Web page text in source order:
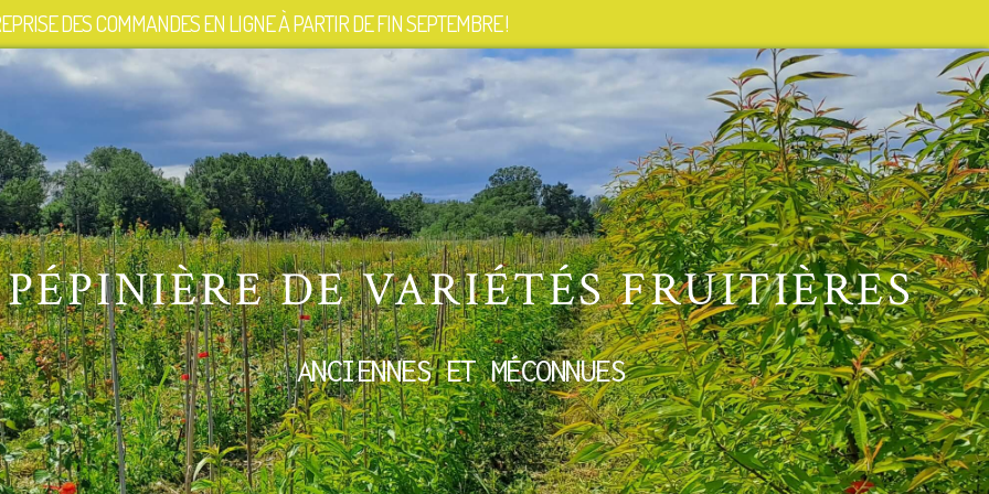
DES COMMANDES EN LIGNE À PARTIR DE FIN SEPTEMBRE !
PÉPINIÈRE DE VARIÉTÉS FRUITIÈRES
ANCIENNES ET MÉCONNUES